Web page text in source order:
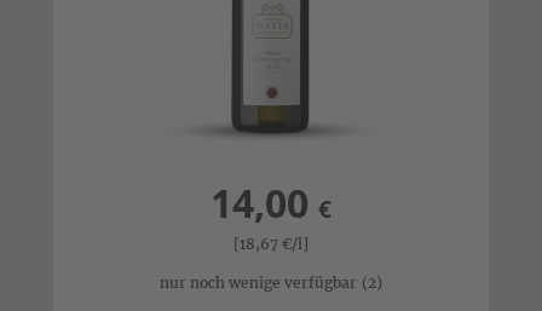
14,00 €
[18,67 €/l]
nur noch wenige verfügbar (2)